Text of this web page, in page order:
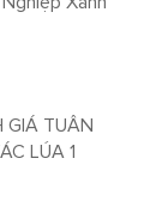
GIÁ TUÂN
LÚA 1